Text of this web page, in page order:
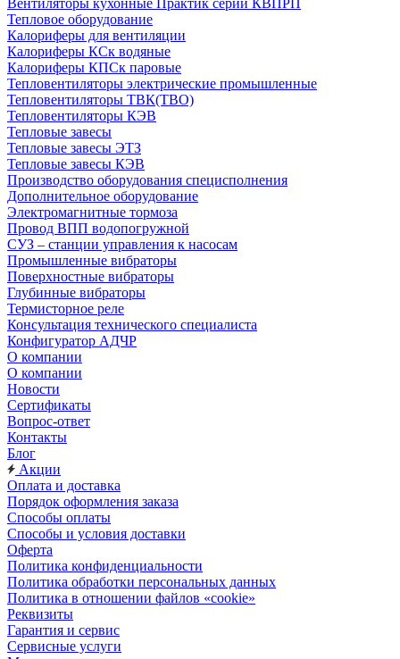
Вентиляторы кухонные Практик серии КВПРП
Тепловое оборудование
Калориферы для вентиляции
Калориферы КСк водяные
Калориферы КПСк паровые
Тепловентиляторы электрические промышленные
Тепловентиляторы ТВК(ТВО)
Тепловентиляторы КЭВ
Тепловые завесы
Тепловые завесы ЭТЗ
Тепловые завесы КЭВ
Производство оборудования специсполнения
Дополнительное оборудование
Электромагнитные тормоза
Провод ВПП водопогружной
СУЗ – станции управления к насосам
Промышленные вибраторы
Поверхностные вибраторы
Глубинные вибраторы
Термисторное реле
Консультация технического специалиста
Конфигуратор АДЧР
О компании
О компании
Новости
Сертификаты
Вопрос-ответ
Контакты
Блог
Акции
Оплата и доставка
Порядок оформления заказа
Способы оплаты
Способы и условия доставки
Оферта
Политика конфиденциальности
Политика обработки персональных данных
Политика в отношении файлов «cookie»
Реквизиты
Гарантия и сервис
Сервисные услуги